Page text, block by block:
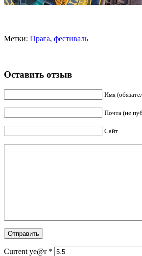
Метки: Прага, фестиваль
Оставить отзыв
Имя
Почта (не
Сайт
Current ye@r *